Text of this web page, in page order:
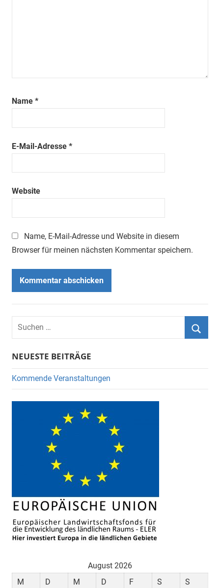
Name *
E-Mail-Adresse *
Website
Name, E-Mail-Adresse und Website in diesem
Browser für meinen nächsten Kommentar speichern.
Suchen
nach:
NEUESTE BEITRÄGE
Kommende Veranstaltungen
August 2026
M
D M D F S S